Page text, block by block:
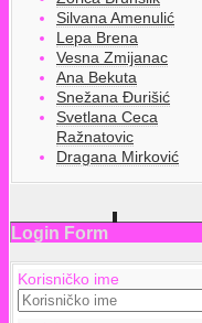
Silvana Amenulić
Lepa Brena
Vesna Zmijanac
Ana Bekuta
Snežana Đurišić
Svetlana Ceca
Ražnatovic
Dragana Mirković
Login Form
Korisničko ime